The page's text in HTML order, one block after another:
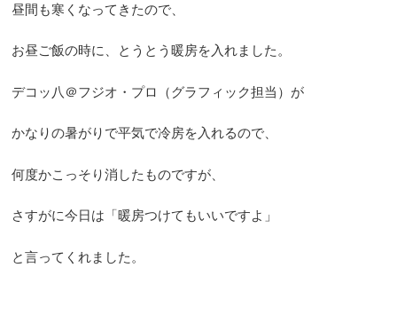
昼間も寒くなってきたので、
お昼ご飯の時に、とうとう暖房を入れました。
デコッ八＠フジオ・プロ（グラフィック担当）が
かなりの暑がりで平気で冷房を入れるので、
何度かこっそり消したものですが、
さすがに今日は「暖房つけてもいいですよ」
と言ってくれました。